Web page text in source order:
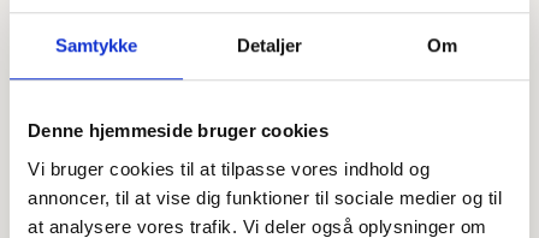
Samtykke Detaljer Om
Denne hjemmeside bruger cookies
Vi bruger cookies til at tilpasse vores indhold og
annoncer, til at vise dig funktioner til sociale medier og til
at analysere vores trafik. Vi deler også oplysninger om
Offentligtgjort i Videbæk-Spjald Avis d. 29. marts 2023